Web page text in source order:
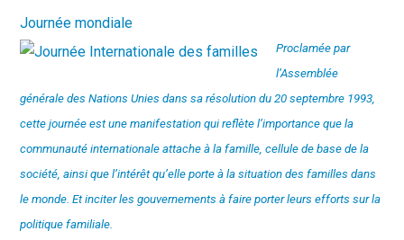
Journée mondiale
Proclamée par
l’Assemblée
générale des Nations Unies dans sa résolution du 20 septembre 1993,
cette journée est une manifestation qui reflète l’importance que la
communauté internationale attache à la famille, cellule de base de la
société, ainsi que l’intérêt qu’elle porte à la situation des familles dans
le monde. Et inciter les gouvernements à faire porter leurs efforts sur la
politique familiale.